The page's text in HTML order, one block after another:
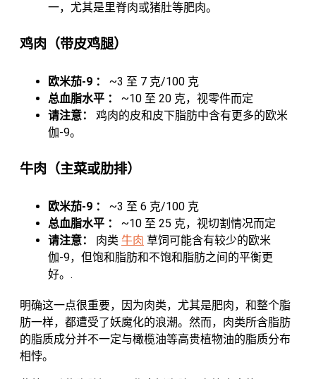
一，尤其是里脊肉或猪肚等肥肉。
鸡肉（带皮鸡腿）
欧米茄-9 ：
~3 至 7 克/100 克
总血脂水平 ：
~10 至 20 克，视零件而定
请注意：
鸡肉的皮和皮下脂肪中含有更多的欧米
伽-9。
牛肉（主菜或肋排）
欧米茄-9 ：
~3 至 6 克/100 克
总血脂水平 ：
~10 至 25 克，视切割情况而定
请注意：
肉类 牛肉 草饲可能含有较少的欧米
伽-9，但饱和脂肪和不饱和脂肪之间的平衡更
好。.
明确这一点很重要，因为肉类，尤其是肥肉，和整个脂
肪一样，都遭受了妖魔化的浪潮。然而，肉类所含脂肪
的脂质成分并不一定与橄榄油等高贵植物油的脂质分布
相悖。